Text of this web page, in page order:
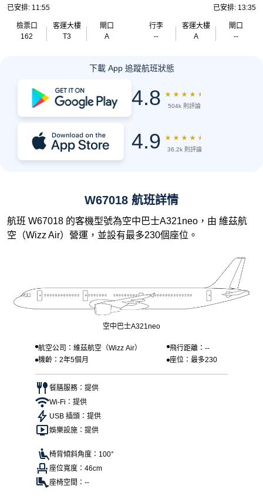
已安排: 11:55
檢票口
162
客運大樓
T3
閘口
A
已安排: 13:35
行李
--
客運大樓
A
閘口
--
下載 App 追蹤航班狀態
4.8 ★ ★ ★ ★ ★
504k 則評論
4.9 ★ ★ ★ ★ ★
36.2k 則評論
W67018 航班詳情
航班 W67018 的客機型號為空中巴士A321neo，由 維茲航
空（Wizz Air）營運，並設有最多230個座位。
空中巴士A321neo
航空公司：維茲航空（Wizz Air）
飛行距離：--
機齡：2年5個月
座位：最多230
餐膳服務：提供
Wi-Fi：提供
USB 插頭：提供
娛樂設施：提供
椅背傾斜角度：100°
座位寬度：46cm
座椅空間：--